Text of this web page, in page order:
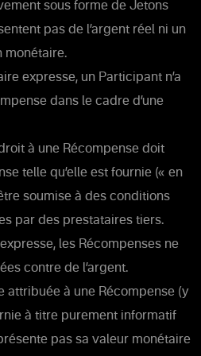
sous forme de Jetons
pas de l’argent réel ni un
monétaire.
expresse, un Participant n’a
dans le cadre d’une
à une Récompense doit
telle qu’elle est fournie (« en
soumise à des conditions
par des prestataires tiers.
les Récompenses ne
contre de l’argent.
attribuée à une Récompense (y
à titre purement informatif
pas sa valeur monétaire